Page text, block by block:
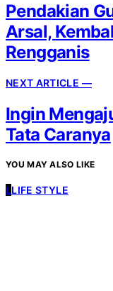
Pendakian
Arsal,
Rengganis
NEXT ARTICLE —
Ingin
Tata Caranya
YOU MAY ALSO LIKE
LLIFE STYLE